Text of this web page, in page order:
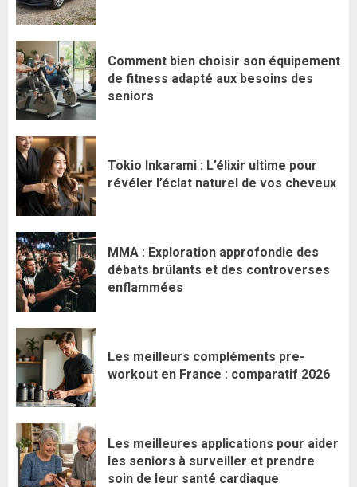
Comment bien choisir son équipement
de fitness adapté aux besoins des
seniors
Tokio Inkarami : L’élixir ultime pour
révéler l’éclat naturel de vos cheveux
MMA : Exploration approfondie des
débats brûlants et des controverses
enflammées
Les meilleurs compléments pre-
workout en France : comparatif 2026
Les meilleures applications pour aider
les seniors à surveiller et prendre
soin de leur santé cardiaque